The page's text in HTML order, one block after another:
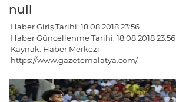
null
Haber Giriş Tarihi: 18.08.2018 23:56
Haber Güncellenme Tarihi: 18.08.2018 23:56
Kaynak: Haber Merkezi
https://www.gazetemalatya.com/